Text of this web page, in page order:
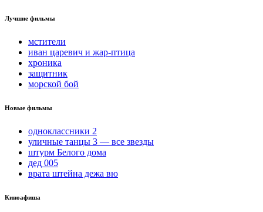
Лучшие фильмы
мстители
иван царевич и жар-птица
хроника
защитник
морской бой
Новые фильмы
одноклассники 2
уличные танцы 3 — все звезды
штурм Белого дома
дед 005
врата штейна дежа вю
Киноафиша